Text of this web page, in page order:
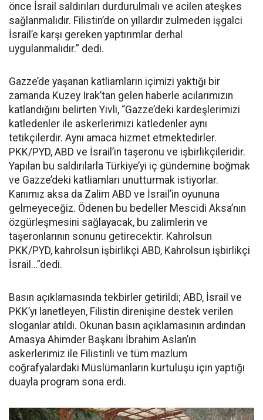
önce İsrail saldırıları durdurulmalı ve acilen ateşkes
sağlanmalıdır. Filistin’de on yıllardır zulmeden işgalci
İsrail’e karşı gereken yaptırımlar derhal
uygulanmalıdır.” dedi.
Gazze’de yaşanan katliamların içimizi yaktığı bir
zamanda Kuzey Irak’tan gelen haberle acılarımızın
katlandığını belirten Yivli, “Gazze’deki kardeşlerimizi
katledenler ile askerlerimizi katledenler aynı
tetikçilerdir. Aynı amaca hizmet etmektedirler.
PKK/PYD, ABD ve İsrail’in taşeronu ve işbirlikçileridir.
Yapılan bu saldırılarla Türkiye’yi iç gündemine boğmak
ve Gazze’deki katliamları unutturmak istiyorlar.
Kanımız aksa da Zalim ABD ve İsrail’in oyununa
gelmeyeceğiz. Ödenen bu bedeller Mescidi Aksa’nın
özgürleşmesini sağlayacak, bu zalimlerin ve
taşeronlarının sonunu getirecektir. Kahrolsun
PKK/PYD, kahrolsun işbirlikçi ABD, Kahrolsun işbirlikçi
İsrail…”dedi.
Basın açıklamasında tekbirler getirildi; ABD, İsrail ve
PKK’yı lanetleyen, Filistin direnişine destek verilen
sloganlar atıldı. Okunan basın açıklamasının ardından
Amasya Ahimder Başkanı İbrahim Aslan’ın
askerlerimiz ile Filistinli ve tüm mazlum
coğrafyalardaki Müslümanların kurtuluşu için yaptığı
duayla program sona erdi.